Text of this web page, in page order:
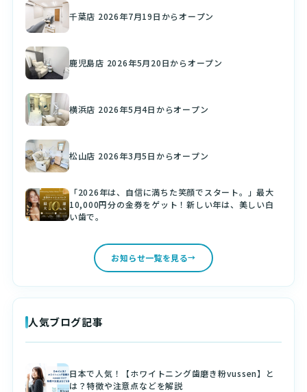
千葉店 2026年7月19日からオープン
鹿児島店 2026年5月20日からオープン
横浜店 2026年5月4日からオープン
松山店 2026年3月5日からオープン
「2026年は、自信に満ちた笑顔でスタート。」最大
10,000円分の金券をゲット！新しい年は、美しい白
い歯で。
お知らせ一覧を見る
人気ブログ記事
日本で人気！【ホワイトニング歯磨き粉vussen】と
は？特徴や注意点などを解説